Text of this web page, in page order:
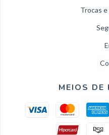
Trocas
MEIOS DE